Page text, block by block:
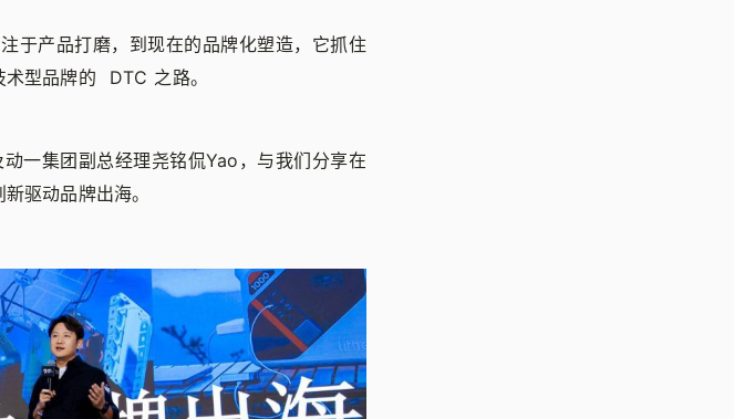
于产品打磨，到现在的品牌化塑造，它抓住
型品牌的 DTC 之路。
一集团副总经理尧铭侃Yao，与我们分享在
驱动品牌出海。